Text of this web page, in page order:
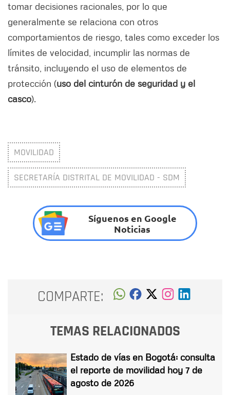
tomar decisiones racionales, por lo que
generalmente se relaciona con otros
comportamientos de riesgo, tales como exceder los
límites de velocidad, incumplir las normas de
tránsito, incluyendo el uso de elementos de
protección (uso del cinturón de seguridad y el
casco).
MOVILIDAD
SECRETARÍA DISTRITAL DE MOVILIDAD - SDM
Síguenos en Google
Noticias
COMPARTE:
TEMAS RELACIONADOS
Estado de vías en Bogotá: consulta
el reporte de movilidad hoy 7 de
agosto de 2026